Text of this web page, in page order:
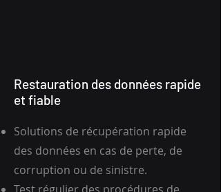
Restauration des données rapide
et fiable
Solutions de récupération rapide
des données en cas de perte, de
corruption ou de sinistre.